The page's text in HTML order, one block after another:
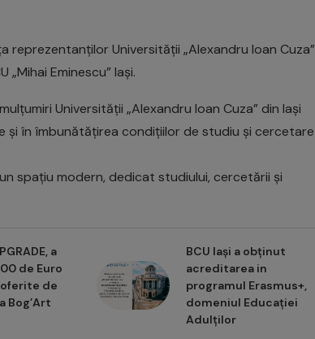
reprezentanților Universității „Alexandru Ioan Cuza”
Eminescu” Iași.
Universității „Alexandru Ioan Cuza” din Iași
în îmbunătățirea condițiilor de studiu și cercetare
spațiu modern, dedicat studiului, cercetării și
a
de Euro
de
Bog’Art
BCU Iași a obținut
acreditarea in
programul Erasmus+,
domeniul Educației
Adulților